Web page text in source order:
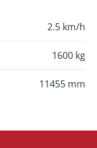
2.5 km/h
1600 kg
11455 mm